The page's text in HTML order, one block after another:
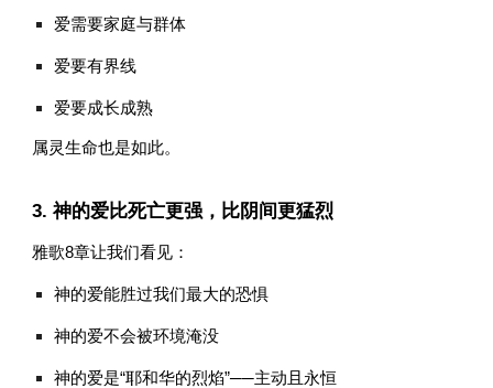
爱需要家庭与群体
爱要有界线
爱要成长成熟
属灵生命也是如此。
3. 神的爱比死亡更强，比阴间更猛烈
雅歌8章让我们看见：
神的爱能胜过我们最大的恐惧
神的爱不会被环境淹没
神的爱是“耶和华的烈焰”──主动且永恒